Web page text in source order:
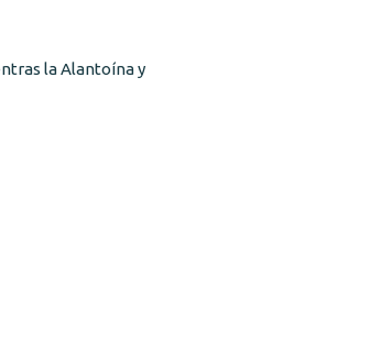
la Alantoína y